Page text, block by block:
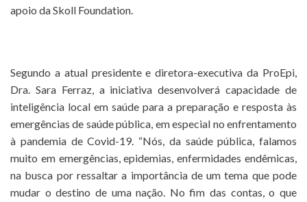
apoio da Skoll Foundation.
Segundo a atual presidente e diretora-executiva da ProEpi,
Dra. Sara Ferraz, a iniciativa desenvolverá capacidade de
inteligência local em saúde para a preparação e resposta às
emergências de saúde pública, em especial no enfrentamento
à pandemia de Covid-19. “Nós, da saúde pública, falamos
muito em emergências, epidemias, enfermidades endêmicas,
na busca por ressaltar a importância de um tema que pode
mudar o destino de uma nação. No fim das contas, o que